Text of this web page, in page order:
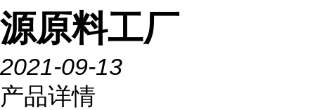
源原料工厂
2021-09-13
产品详情